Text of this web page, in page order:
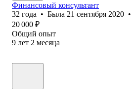
Финансовый консультант
32 года • Была 21 сентября 2020 •
20 000 ₽
Общий опыт
9 лет 2 месяца